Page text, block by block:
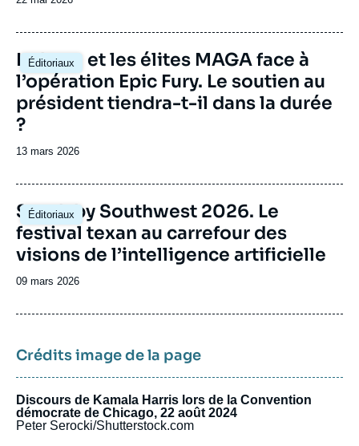
publication
Éditoriaux
Image
principale
La base et les élites MAGA face à
l’opération Epic Fury. Le soutien au
président tiendra-t-il dans la durée
?
Date
publication
13 mars 2026
Éditoriaux
Image
principale
South by Southwest 2026. Le
festival texan au carrefour des
visions de l’intelligence artificielle
Date
publication
09 mars 2026
Crédits image de la page
Discours de Kamala Harris lors de la Convention
démocrate de Chicago, 22 août 2024
Peter Serocki/Shutterstock.com